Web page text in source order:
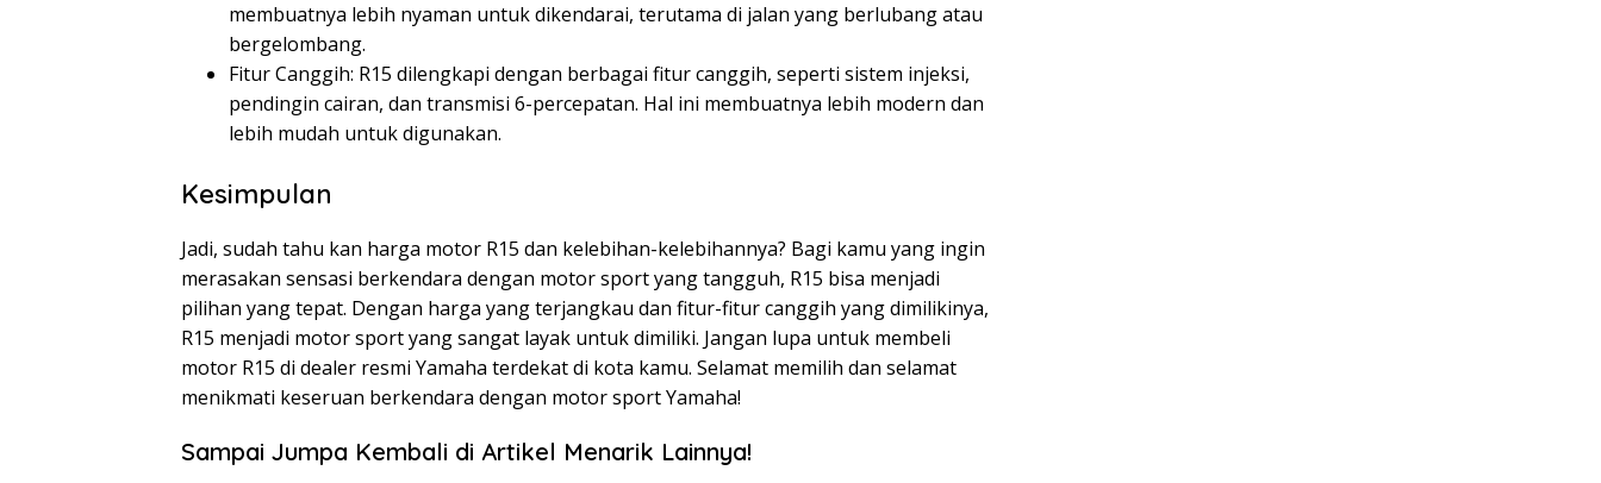
membuatnya lebih nyaman untuk dikendarai, terutama di jalan yang berlubang atau
bergelombang.
Fitur Canggih: R15 dilengkapi dengan berbagai fitur canggih, seperti sistem injeksi,
pendingin cairan, dan transmisi 6-percepatan. Hal ini membuatnya lebih modern dan
lebih mudah untuk digunakan.
Kesimpulan
Jadi, sudah tahu kan harga motor R15 dan kelebihan-kelebihannya? Bagi kamu yang ingin
merasakan sensasi berkendara dengan motor sport yang tangguh, R15 bisa menjadi
pilihan yang tepat. Dengan harga yang terjangkau dan fitur-fitur canggih yang dimilikinya,
R15 menjadi motor sport yang sangat layak untuk dimiliki. Jangan lupa untuk membeli
motor R15 di dealer resmi Yamaha terdekat di kota kamu. Selamat memilih dan selamat
menikmati keseruan berkendara dengan motor sport Yamaha!
Sampai Jumpa Kembali di Artikel Menarik Lainnya!